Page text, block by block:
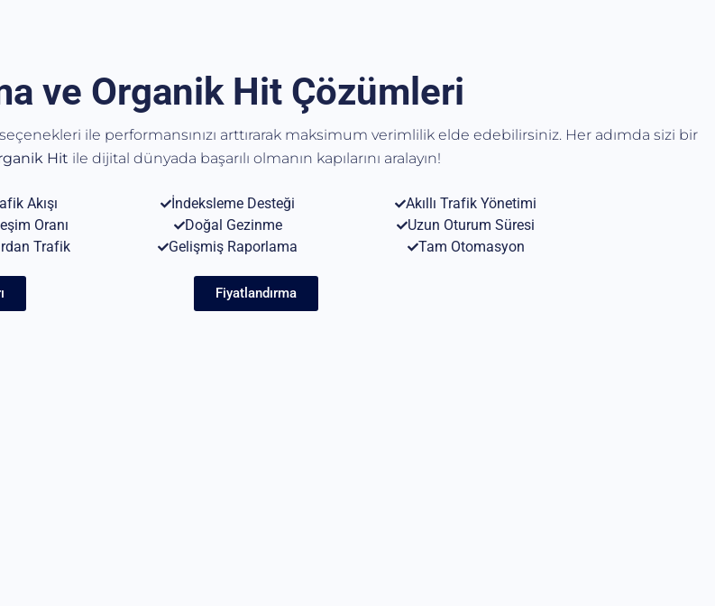
ve Organik Hit Çözümleri
ile performansınızı arttırarak maksimum verimlilik elde edebilirsiniz. Her adımda sizi bir
Hit ile dijital dünyada başarılı olmanın kapılarını aralayın!
Akışı İndeksleme Desteği
Akıllı Trafik Yönetimi
Oranı Doğal Gezinme
Uzun Oturum Süresi
Trafik Gelişmiş Raporlama Tam Otomasyon
Fiyatlandırma